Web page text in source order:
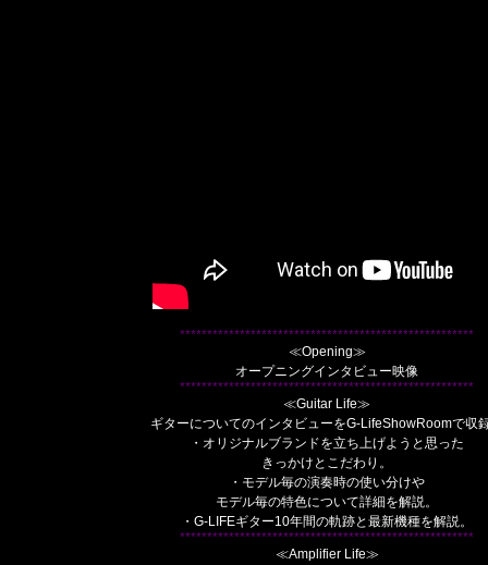
******************************************************
≪Opening≫
オープニングインタビュー映像
******************************************************
≪Guitar Life≫
ギターについてのインタビューをG-LifeShowRoomで収
・オリジナルブランドを立ち上げようと思った
きっかけとこだわり。
・モデル毎の演奏時の使い分けや
モデル毎の特色について詳細を解説。
・G-LIFEギター10年間の軌跡と最新機種を解説。
******************************************************
≪Amplifier Life≫